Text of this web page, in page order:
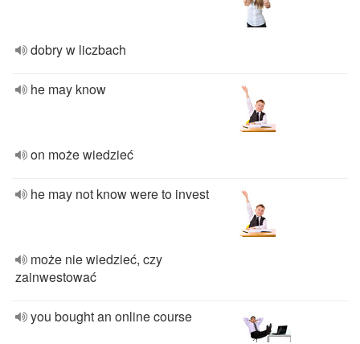
dobry w liczbach
he may know
on może wiedzieć
he may not know were to invest
może nie wiedzieć, czy
zainwestować
you bought an online course